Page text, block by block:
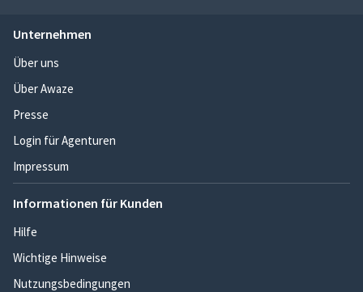
Unternehmen
Über uns
Über Awaze
Presse
Login für Agenturen
Impressum
Informationen für Kunden
Hilfe
Wichtige Hinweise
Nutzungsbedingungen